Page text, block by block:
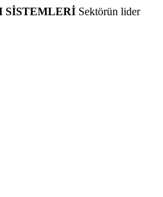
SİSTEMLERİ Sektörün lider